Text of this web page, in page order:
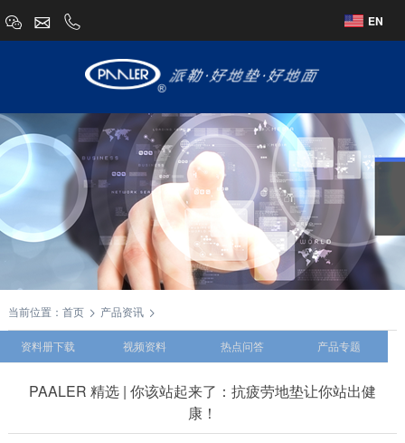
EN
当前位置： 首页 产品资讯
资料册下载 视频资料 热点问答 产品专题
PAALER 精选 | 你该站起来了：抗疲劳地垫让你站出健
康！